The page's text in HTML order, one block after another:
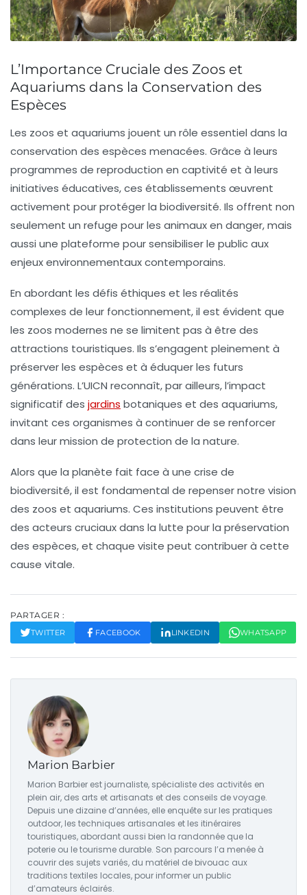
L’Importance Cruciale des Zoos et
Aquariums dans la Conservation des
Espèces
Les zoos et aquariums jouent un rôle essentiel dans la
conservation des espèces menacées. Grâce à leurs
programmes de reproduction en captivité et à leurs
initiatives éducatives, ces établissements œuvrent
activement pour protéger la biodiversité. Ils offrent non
seulement un refuge pour les animaux en danger, mais
aussi une plateforme pour sensibiliser le public aux
enjeux environnementaux contemporains.
En abordant les défis éthiques et les réalités
complexes de leur fonctionnement, il est évident que
les zoos modernes ne se limitent pas à être des
attractions touristiques. Ils s’engagent pleinement à
préserver les espèces et à éduquer les futurs
générations. L’UICN reconnaît, par ailleurs, l’impact
significatif des jardins botaniques et des aquariums,
invitant ces organismes à continuer de se renforcer
dans leur mission de protection de la nature.
Alors que la planète fait face à une crise de
biodiversité, il est fondamental de repenser notre vision
des zoos et aquariums. Ces institutions peuvent être
des acteurs cruciaux dans la lutte pour la préservation
des espèces, et chaque visite peut contribuer à cette
cause vitale.
PARTAGER :
TWITTER FACEBOOK LINKEDIN WHATSAPP
Marion Barbier
Marion Barbier est journaliste, spécialiste des activités en
plein air, des arts et artisanats et des conseils de voyage.
Depuis une dizaine d’années, elle enquête sur les pratiques
outdoor, les techniques artisanales et les itinéraires
touristiques, abordant aussi bien la randonnée que la
poterie ou le tourisme durable. Son parcours l’a menée à
couvrir des sujets variés, du matériel de bivouac aux
traditions textiles locales, pour informer un public
d’amateurs éclairés.